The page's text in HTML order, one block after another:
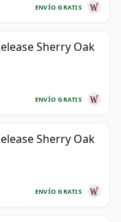
ENVÍO GRATIS
Sherry Oak
ENVÍO GRATIS
Sherry Oak
ENVÍO GRATIS